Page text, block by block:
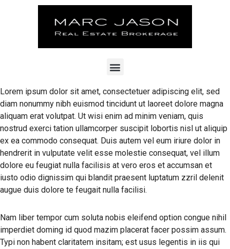
Lorem ipsum dolor sit amet, consectetuer adipiscing elit, sed
diam nonummy nibh euismod tincidunt ut laoreet dolore magna
aliquam erat volutpat. Ut wisi enim ad minim veniam, quis
nostrud exerci tation ullamcorper suscipit lobortis nisl ut aliquip
ex ea commodo consequat. Duis autem vel eum iriure dolor in
hendrerit in vulputate velit esse molestie consequat, vel illum
dolore eu feugiat nulla facilisis at vero eros et accumsan et
iusto odio dignissim qui blandit praesent luptatum zzril delenit
augue duis dolore te feugait nulla facilisi.
Nam liber tempor cum soluta nobis eleifend option congue nihil
imperdiet doming id quod mazim placerat facer possim assum.
Typi non habent claritatem insitam; est usus legentis in iis qui